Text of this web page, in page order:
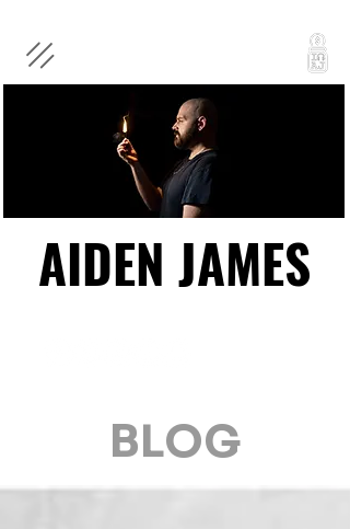
AIDEN JAMES
AIDEN JAMES
BLOG